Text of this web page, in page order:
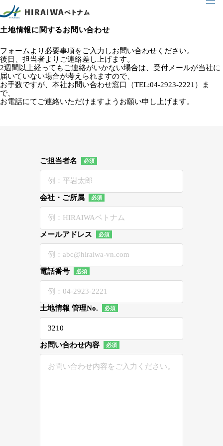
土地情報に関するお問い合わせ
フォームより必要事項をご入力しお問い合わせください。
後日、担当者よりご連絡差し上げます。
2週間以上経ってもご連絡がいかない場合は、受付メールが当社に
届いていない場合が考えられますので、
お手数ですが、本社お問い合わせ窓口（TEL:04-2923-2221）ま
で、
お電話にてご連絡いただけますようお願い申し上げます。
ご担当者名
会社・ご所属
メールアドレス
電話番号
土地情報 管理No.
お問い合わせ内容